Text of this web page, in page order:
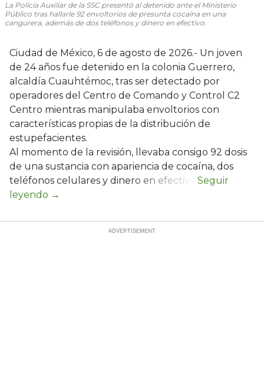
La Policía Auxiliar de la SSC presentó al detenido ante el Ministerio
Público tras hallarle 92 envoltorios de presunta cocaína en una
cangurera, además de dos teléfonos y dinero en efectivo.
Ciudad de México, 6 de agosto de 2026.- Un joven
de 24 años fue detenido en la colonia Guerrero,
alcaldía Cuauhtémoc, tras ser detectado por
operadores del Centro de Comando y Control C2
Centro mientras manipulaba envoltorios con
características propias de la distribución de
estupefacientes.
Al momento de la revisión, llevaba consigo 92 dosis
de una sustancia con apariencia de cocaína, dos
teléfonos celulares y dinero en efectivo.